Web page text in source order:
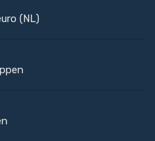
(NL)